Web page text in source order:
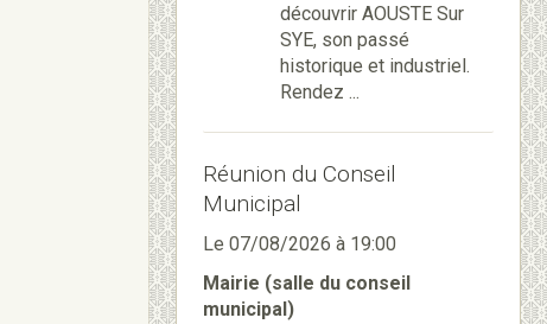
découvrir AOUSTE Sur
SYE, son passé
historique et industriel.
Rendez ...
Réunion du Conseil
Municipal
Le 07/08/2026 à 19:00
Mairie (salle du conseil
municipal)